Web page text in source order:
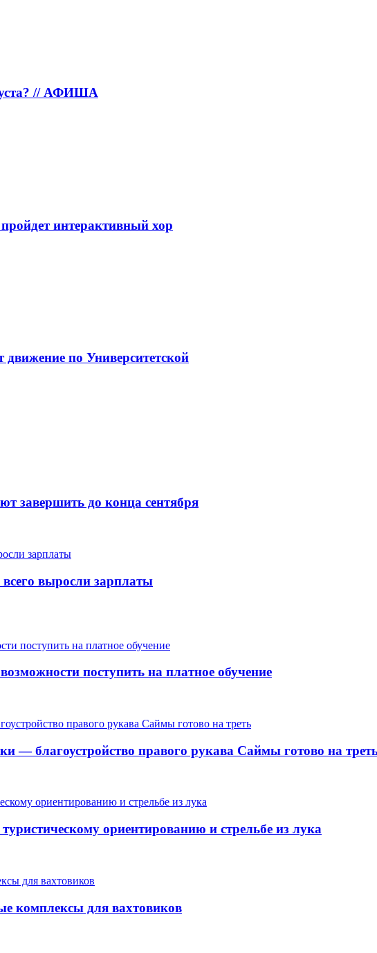
// АФИША
интерактивный хор
по Университетской
завершить до конца сентября
выросли зарплаты
поступить на платное обучение
— благоустройство правого рукава Саймы готово на
ориентированию и стрельбе из лука
комплексы для вахтовиков